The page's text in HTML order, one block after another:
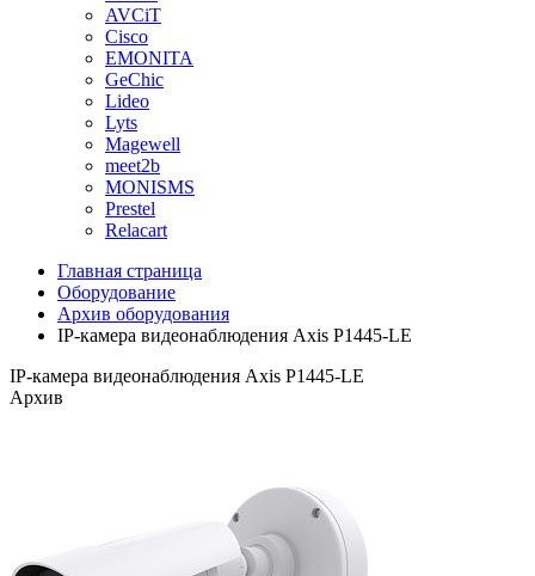
AVCiT
Cisco
EMONITA
GeChic
Lideo
Lyts
Magewell
meet2b
MONISMS
Prestel
Relacart
Главная страница
Оборудование
Архив оборудования
IP-камера видеонаблюдения Axis P1445-LE
IP-камера видеонаблюдения Axis P1445-LE
Архив